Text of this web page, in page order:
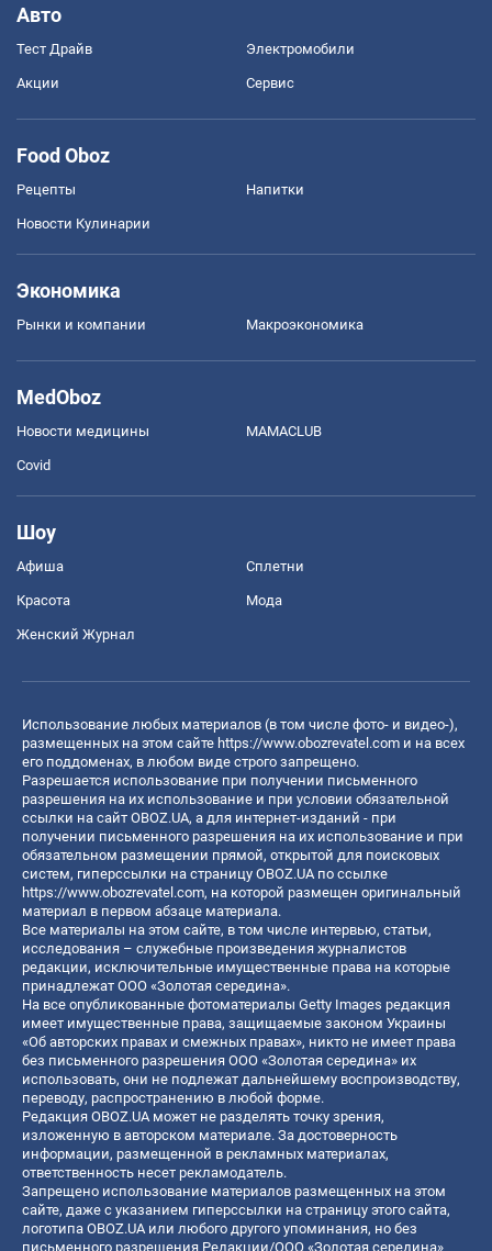
Авто
Тест Драйв Электромобили
Акции Сервис
Food Oboz
Рецепты Напитки
Новости Кулинарии
Экономика
Рынки и компании Mакроэкономика
MedOboz
Новости медицины MAMACLUB
Covid
Шоу
Афиша Сплетни
Красота Мода
Женский Журнал
Использование любых материалов (в том числе фото- и видео-),
размещенных на этом сайте https://www.obozrevatel.com и на всех
его поддоменах, в любом виде строго запрещено.
Разрешается использование при получении письменного
разрешения на их использование и при условии обязательной
ссылки на сайт OBOZ.UA, а для интернет-изданий - при
получении письменного разрешения на их использование и при
обязательном размещении прямой, открытой для поисковых
систем, гиперссылки на страницу OBOZ.UA по ссылке
https://www.obozrevatel.com, на которой размещен оригинальный
материал в первом абзаце материала.
Все материалы на этом сайте, в том числе интервью, статьи,
исследования – служебные произведения журналистов
редакции, исключительные имущественные права на которые
принадлежат ООО «Золотая середина».
На все опубликованные фотоматериалы Getty Images редакция
имеет имущественные права, защищаемые законом Украины
«Об авторских правах и смежных правах», никто не имеет права
без письменного разрешения ООО «Золотая середина» их
использовать, они не подлежат дальнейшему воспроизводству,
переводу, распространению в любой форме.
Редакция OBOZ.UA может не разделять точку зрения,
изложенную в авторском материале. За достоверность
информации, размещенной в рекламных материалах,
ответственность несет рекламодатель.
Запрещено использование материалов размещенных на этом
сайте, даже с указанием гиперссылки на страницу этого сайта,
логотипа OBOZ.UA или любого другого упоминания, но без
письменного разрешения Редакции/ООО «Золотая середина»